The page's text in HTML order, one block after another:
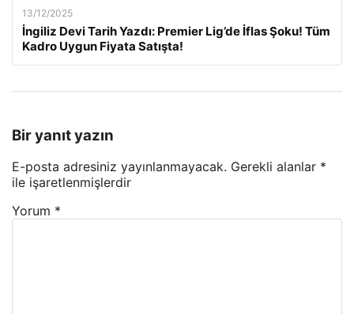
13/12/2025
İngiliz Devi Tarih Yazdı: Premier Lig’de İflas Şoku! Tüm
Kadro Uygun Fiyata Satışta!
Bir yanıt yazın
E-posta adresiniz yayınlanmayacak. Gerekli alanlar *
ile işaretlenmişlerdir
Yorum *